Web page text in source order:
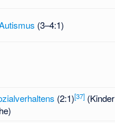
(3–4:1)
(2:1)[37](Kinder